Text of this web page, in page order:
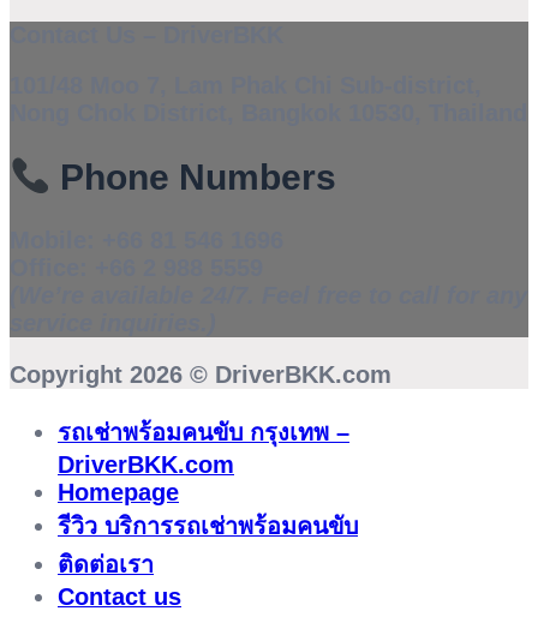
Phone Numbers
Copyright 2026 © DriverBKK.com
รถเช่าพร้อมคนขับ กรุงเทพ –
DriverBKK.com
Homepage
รีวิว บริการรถเช่าพร้อมคนขับ
ติดต่อเรา
Contact us